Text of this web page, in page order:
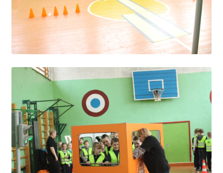
ГТО
Дополнительное образование
Информационная безопасность
Информация для детей-сирот
Памятные даты военной истории
Пожарная безопасность
Программа воспитания
Противодействие терроризму
Профилактическая работа
Работа педагога-психолога
Студенческий совет
Студенческий спортивный клуб